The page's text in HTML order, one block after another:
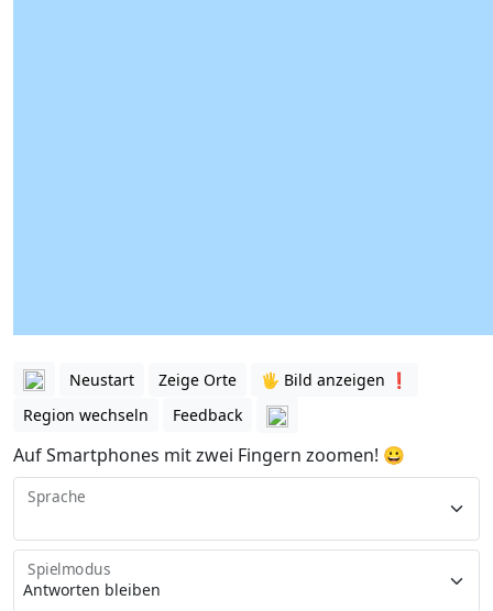
Neustart Zeige Orte
🖐️ Bild anzeigen ❗️
Region wechseln
Feedback
Auf Smartphones mit zwei Fingern zoomen! 😀
Sprache
Spielmodus